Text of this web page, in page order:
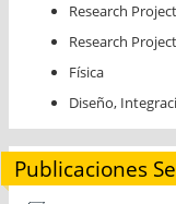
Research
Research
Física
Diseño,
Publicaciones